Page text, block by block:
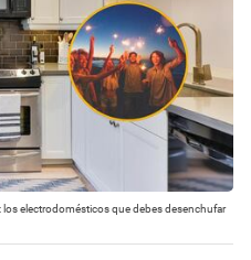
electrodomésticos que debes desenchufar